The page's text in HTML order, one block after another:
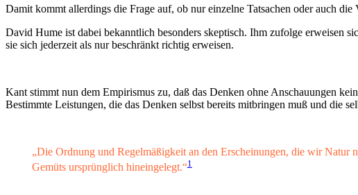
Damit kommt allerdings die Frage auf, ob nur einzelne Tatsachen oder auch
David Hume ist dabei bekanntlich besonders skeptisch. Ihm zufolge erweisen
sie sich jederzeit als nur beschränkt richtig erweisen.
Kant stimmt nun dem Empirismus zu, daß das Denken ohne Anschauungen
Bestimmte Leistungen, die das Denken selbst bereits mitbringen muß und die
„Die Ordnung und Regelmäßigkeit an den Erscheinungen, die wir Natur
Gemüts ursprünglich hineingelegt.“1